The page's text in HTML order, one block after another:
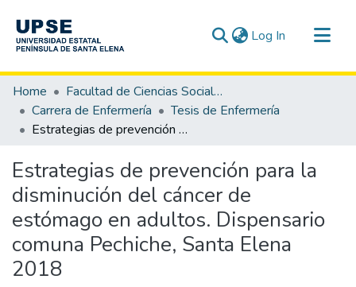
Log In (current)
Communities & Collections
All of DSpace
Statistics
Home
Facultad de Ciencias Sociales y de la Salud
Carrera de Enfermería
Tesis de Enfermería
Estrategias de prevención para la disminución del cáncer de estómago en adultos. Dispensario comuna Pechiche, Santa Elena 2018
Estrategias de prevención para la
disminución del cáncer de
estómago en adultos. Dispensario
comuna Pechiche, Santa Elena
2018